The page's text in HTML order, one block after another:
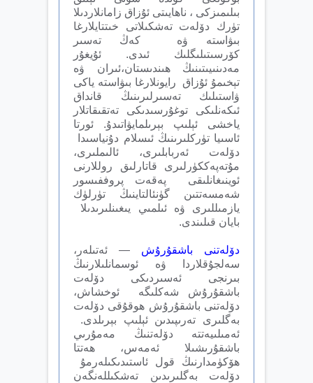
بىلىمىزكى ، ناھايىتى ئۇزاق زامانلاردىلا
تۈرك دۆلەت تەشكىلاتى خىتتايلارغا
بىۋاستە ۋە كەڭ تەسىر
كۆرسىتىلىگلىك ئىدى. ئ‍ۇيغۇر
مەدىنىيىتىنىڭ ھىندىستان،ئىران ۋە
تېخىمۇ ئۇزاق رايونلارغا بىۋاستە ياكى
ۋاستىلىك تەسىرلىرىنىڭ قانداق
ئىكەنلىكى توغۇرسىدىكى تەتقىقاتلار
ياخشى ئېلىپ بېرىلمايۋاتىدۇ. ئورتا
ئاسىيا تۈركلىرىنىڭ ئىسلام دۇنياسىدا
دۆلەت ئەربابلىرى، ئالىملىرى،
مۇتەپەككۈرلىرى قاتارلىق روللارنى
ئوينىغانلىقى پەقەت پروففىسور
شەمسەتتىن گۈنئالتاينىڭ تۈرلۈك
يازمىللىرى ۋە ئىلمىي يىغىنلىرىدىلا
بايان قىلىندى.
دۆلەتنى باشقۇرۇش — ئەتىلەر،
سەلجۇقلاردا ۋە ئوسمانلىلارنىڭ
بىرنجى ئەسىردىكى دۆلەت
باشقۇرۇش شەكلىگە ئوخشاش،
دۆلەتنى باشقۇرۇش ھوقۇقى دۆلەت
بەگلىرى تەرىپىدىن ئېلىپ بېرىلدى.
ئەمىلىيەتتە دۆلەتنىڭ مەمۇرىي
باشقۇرىشىلا ئەمەس، ھەتتا
ھۆكۈمدارنىڭ قول ئاستىدىكىلەرمۇ
دۆلەت بەگلىرىدىن تەشكىللەنگەن